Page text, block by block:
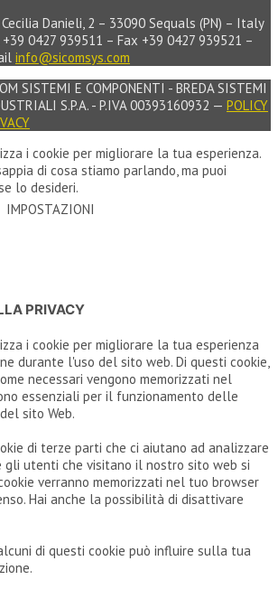
Danieli, 2 – 33090 Sequals (PN) – Italy
0427 939511 – Fax +39 0427 939521 –
info@sicomsys.com
SISTEMI E COMPONENTI - BREDA SISTEMI
S.P.A. - P.IVA 00393160932 — POLICY
i cookie per migliorare la tua esperienza.
di cosa stiamo parlando, ma puoi
lo desideri.
IMPOSTAZIONI
PRIVACY
i cookie per migliorare la tua esperienza
durante l'uso del sito web. Di questi cookie,
necessari vengono memorizzati nel
essenziali per il funzionamento delle
sito Web.
di terze parti che ci aiutano ad analizzare
gli utenti che visitano il nostro sito web si
verranno memorizzati nel tuo browser
Hai anche la possibilità di disattivare
di questi cookie può influire sulla tua